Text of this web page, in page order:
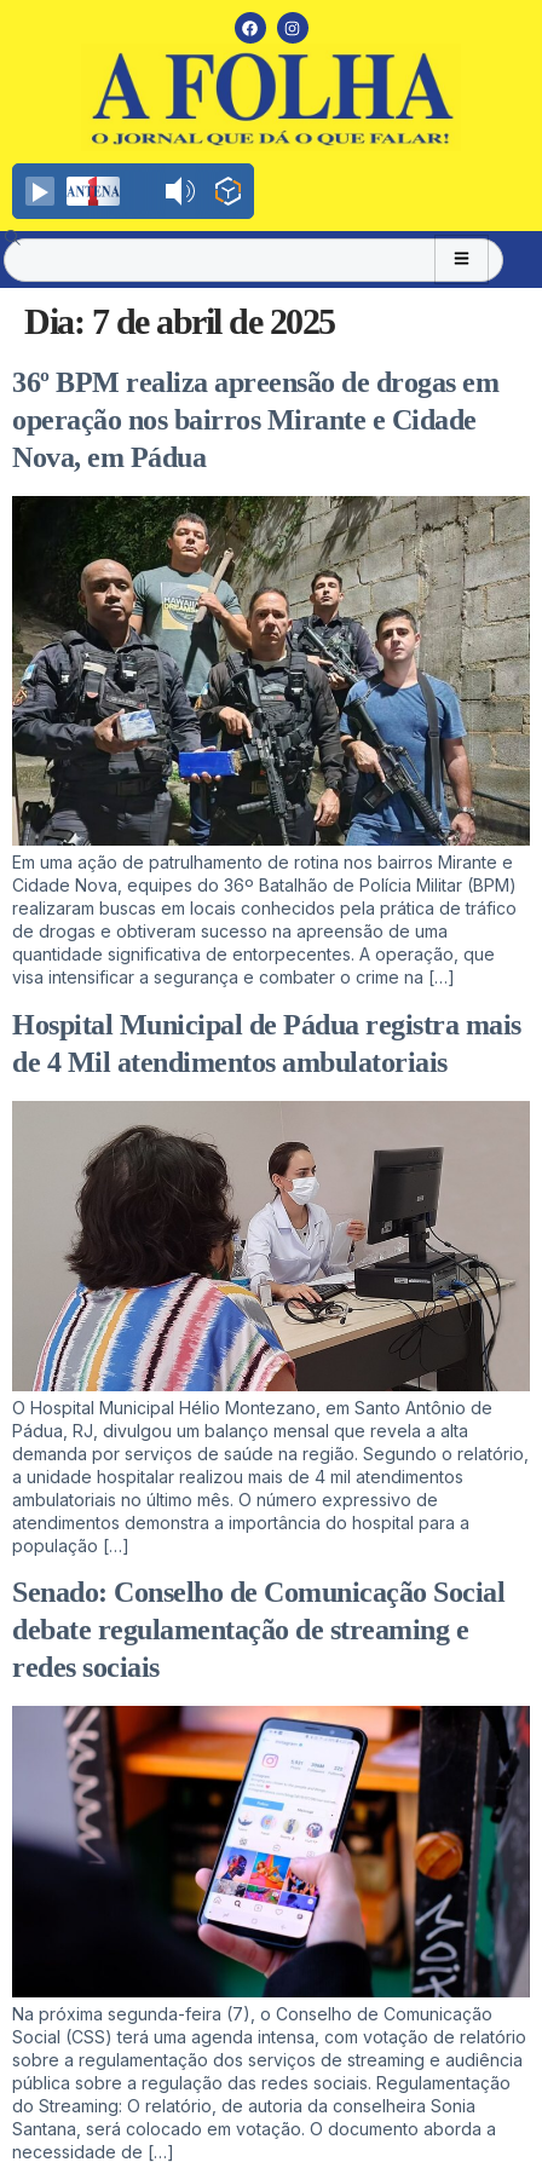
Dia: 7 de abril de 2025
36º BPM realiza apreensão de drogas em
operação nos bairros Mirante e Cidade
Nova, em Pádua
Em uma ação de patrulhamento de rotina nos bairros Mirante e
Cidade Nova, equipes do 36º Batalhão de Polícia Militar (BPM)
realizaram buscas em locais conhecidos pela prática de tráfico
de drogas e obtiveram sucesso na apreensão de uma
quantidade significativa de entorpecentes. A operação, que
visa intensificar a segurança e combater o crime na […]
Hospital Municipal de Pádua registra mais
de 4 Mil atendimentos ambulatoriais
O Hospital Municipal Hélio Montezano, em Santo Antônio de
Pádua, RJ, divulgou um balanço mensal que revela a alta
demanda por serviços de saúde na região. Segundo o relatório,
a unidade hospitalar realizou mais de 4 mil atendimentos
ambulatoriais no último mês. O número expressivo de
atendimentos demonstra a importância do hospital para a
população […]
Senado: Conselho de Comunicação Social
debate regulamentação de streaming e
redes sociais
Na próxima segunda-feira (7), o Conselho de Comunicação
Social (CSS) terá uma agenda intensa, com votação de relatório
sobre a regulamentação dos serviços de streaming e audiência
pública sobre a regulação das redes sociais. Regulamentação
do Streaming: O relatório, de autoria da conselheira Sonia
Santana, será colocado em votação. O documento aborda a
necessidade de […]